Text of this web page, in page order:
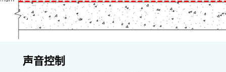
声音控制